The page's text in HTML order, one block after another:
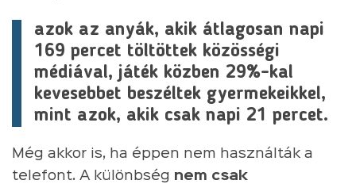
azok az anyák, akik átlagosan napi
169 percet töltöttek közösségi
médiával, játék közben 29%-kal
kevesebbet beszéltek gyermekeikkel,
mint azok, akik csak napi 21 percet.
Még akkor is, ha éppen nem használták a
telefont. A különbség nem csak